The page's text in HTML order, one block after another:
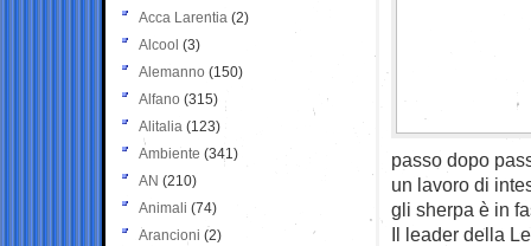
passo dopo
un lavoro di
gli sherpa è in
Il leader della
Acca Larentia (2)
Alcool (3)
Alemanno (150)
Alfano (315)
Alitalia (123)
Ambiente (341)
AN (210)
Animali (74)
Arancioni (2)